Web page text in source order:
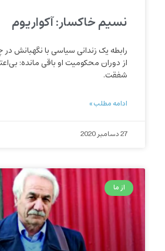
نسیم خاکسار: آکواریوم
رابطه یک زندانی سیاسی با نگهبانش
از دوران محکومیت او باقی مانده:
شفقت.
ادامه مطلب »
27 دسامبر 2020
از ما